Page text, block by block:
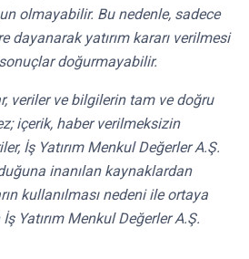
olmayabilir. Bu nedenle, sadece
dayanarak yatırım kararı verilmesi
doğurmayabilir.
veriler ve bilgilerin tam ve doğru
içerik, haber verilmeksizin
İş Yatırım Menkul Değerler A.Ş.
inanılan kaynaklardan
kullanılması nedeni ile ortaya
Yatırım Menkul Değerler A.Ş.